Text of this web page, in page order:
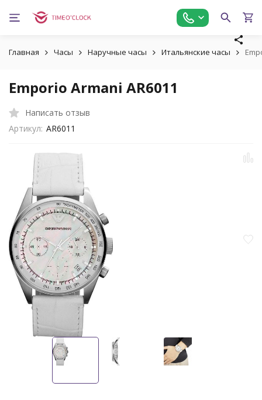
Главная Часы Наручные часы Итальянские часы
Emporio Armani AR6011
Написать отзыв
Артикул: AR6011